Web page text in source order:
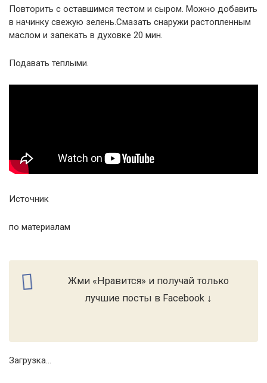
Повторить с оставшимся тестом и сыром. Можно добавить
в начинку свежую зелень.Смазать снаружи растопленным
маслом и запекать в духовке 20 мин.
Подавать теплыми.
Источник
по материалам
Жми «Нравится» и получай только
лучшие посты в Facebook ↓
Загрузка...